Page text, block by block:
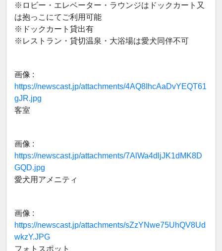
※ロビー・エレベーター・ラウンジはドックカート又
は抱っこにてご利用可能
※ドックカート貸出有
※レストラン・貸切温泉・大浴場は愛犬同伴不可
画像 :
https://newscast.jp/attachments/4AQ8IhcAaDvYEQT61
gJR.jpg
客室
画像 :
https://newscast.jp/attachments/7AlWa4dljJK1dMK8D
GQD.jpg
愛犬用アメニティ
画像 :
https://newscast.jp/attachments/sZzYNwe75UhQV8Ud
wkzY.JPG
フォトスポット